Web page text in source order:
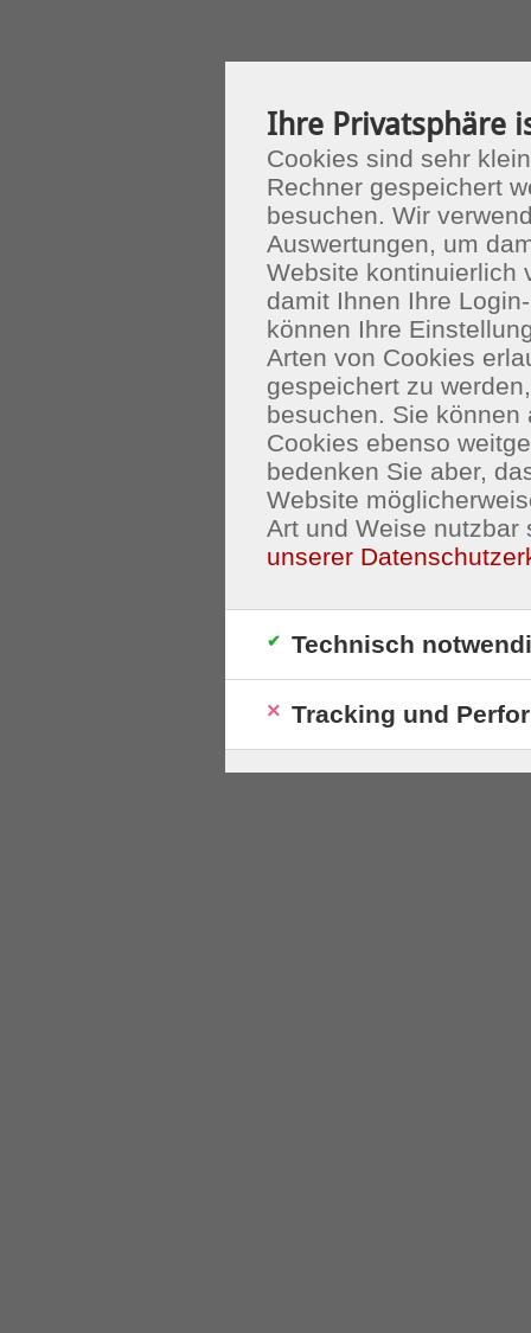
Ihre Privatsphäre
Cookies sind sehr
Rechner gespeichert
besuchen. Wir
Auswertungen, um
Website kontinuierlich
damit Ihnen Ihre
können Ihre
Arten von Cookies
gespeichert zu
besuchen. Sie
Cookies ebenso
bedenken Sie aber,
Website
Art und Weise nutzbar
unserer
Technisch
Tracking und